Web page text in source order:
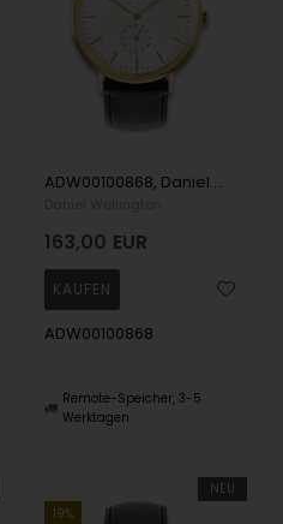
ADW00100868, Daniel Wellington Classic Sheffield Quartz Herre m/rem
163,00 EUR
ADW00100868
Remote-Speicher, 3-5
Werktagen
NEU
19%